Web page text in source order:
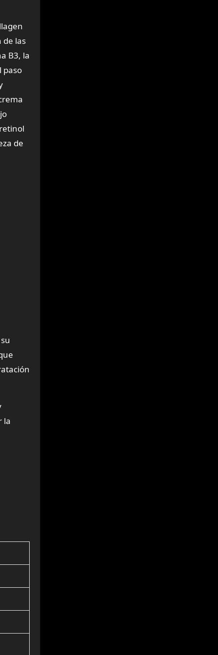
de las
B3, la
paso
de
la